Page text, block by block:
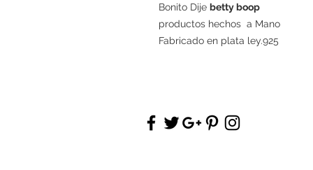
Bonito Dije betty boop
productos hechos a Mano
Fabricado en plata ley.925